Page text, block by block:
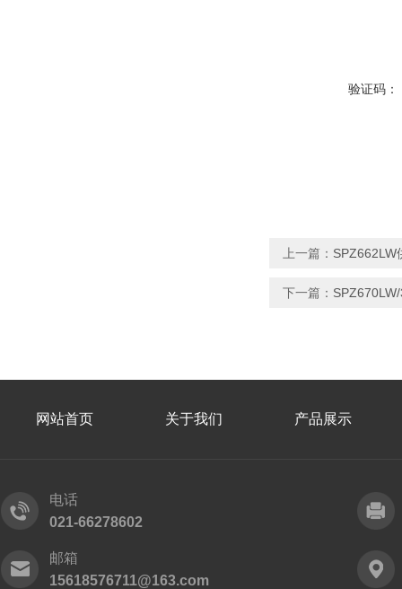
验证码：
上一篇： SPZ662LW
下一篇：
网站首页 关于我们 产品展示
电话
021-66278602
邮箱
15618576711@163.com